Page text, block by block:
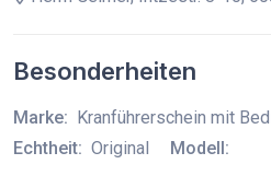
Besonderheiten
Marke: Kranführerschein mit
Echtheit: Original Modell: